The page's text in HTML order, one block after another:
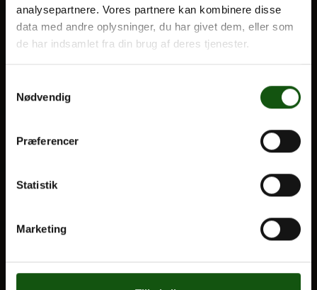
analysepartnere. Vores partnere kan kombinere disse
data med andre oplysninger, du har givet dem, eller som
de har indsamlet fra din brug af deres tjenester.
Nødvendig
Præferencer
Statistik
Marketing
Om E.G.
Til forældre
HF
Kontakt
Ferieplan